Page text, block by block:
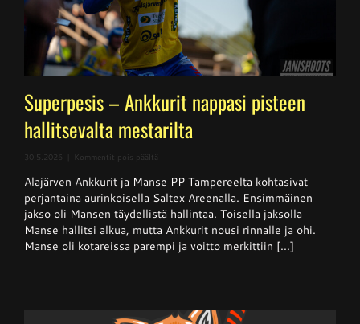
Superpesis – Ankkurit nappasi pisteen
hallitsevalta mestarilta
30.5.2026 Kommentit pois päältä
–
Ankkurit
nappasi
pisteen
hallitsevalta
mestarilta
Alajärven Ankkurit ja Manse PP Tampereelta kohtasivat
perjantaina aurinkoisella Saltex Areenalla. Ensimmäinen
jakso oli Mansen täydellistä hallintaa. Toisella jaksolla
Manse hallitsi alkua, mutta Ankkurit nousi rinnalle ja ohi.
Manse oli kotareissa parempi ja voitto merkittiin [...]